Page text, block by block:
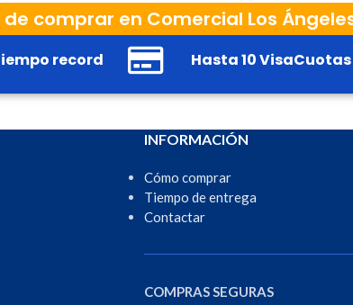
comprar en Comercial Los
record Hasta 10 VisaCuotas
INFORMACIÓN
Cómo comprar
Tiempo de entrega
Contactar
COMPRAS SEGURAS